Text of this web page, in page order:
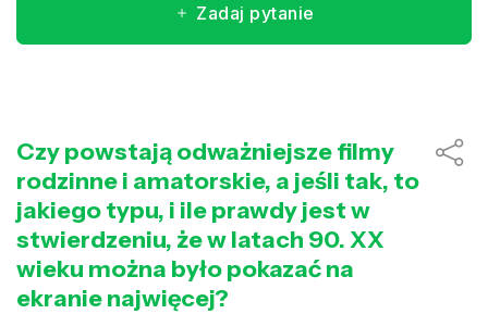
Zadaj pytanie
Czy powstają odważniejsze filmy
rodzinne i amatorskie, a jeśli tak, to
jakiego typu, i ile prawdy jest w
stwierdzeniu, że w latach 90. XX
wieku można było pokazać na
ekranie najwięcej?